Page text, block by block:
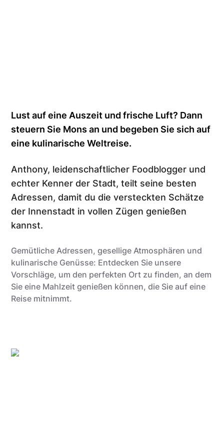
Lust auf eine Auszeit und frische Luft? Dann
steuern Sie Mons an und begeben Sie sich auf
eine kulinarische Weltreise.
Anthony, leidenschaftlicher Foodblogger und
echter Kenner der Stadt, teilt seine besten
Adressen, damit du die versteckten Schätze
der Innenstadt in vollen Zügen genießen
kannst.
Gemütliche Adressen, gesellige Atmosphären und
kulinarische Genüsse: Entdecken Sie unsere
Vorschläge, um den perfekten Ort zu finden, an dem
Sie eine Mahlzeit genießen können, die Sie auf eine
Reise mitnimmt.